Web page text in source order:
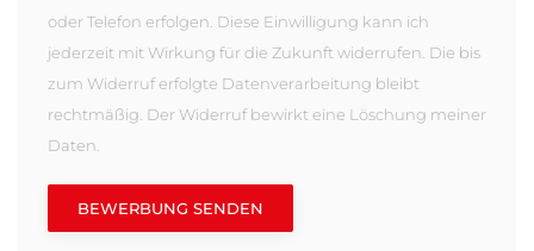
oder Telefon erfolgen. Diese Einwilligung kann ich
jederzeit mit Wirkung für die Zukunft widerrufen. Die bis
zum Widerruf erfolgte Datenverarbeitung bleibt
rechtmäßig. Der Widerruf bewirkt eine Löschung meiner
Daten.
BEWERBUNG SENDEN